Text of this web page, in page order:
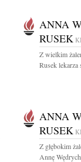
ANNA
RUSEK
Z wielkim
Rusek lekarza
ANNA
RUSEK
Z głębokim
Annę